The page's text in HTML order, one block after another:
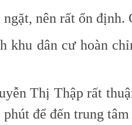
nên rất ổn
khu dân cư hoàn
Thị Thập rất
để đến trung